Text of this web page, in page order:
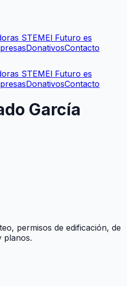
STEMEl Futuro es
DonativosContacto
STEMEl Futuro es
DonativosContacto
García
permisos de edificación, de
planos.